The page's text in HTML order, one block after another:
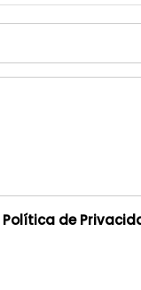
Política de